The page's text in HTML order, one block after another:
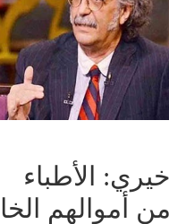
الأطباء
أموالهم